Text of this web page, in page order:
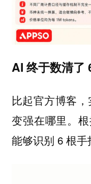
AI 终于数清了
比起官方博客
变强在哪里。
能够识别 6 根手